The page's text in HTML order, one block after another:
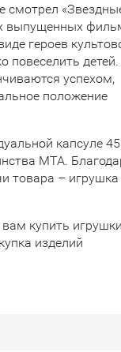
смотрел
выпущенных
героев
повеселить детей.
успехом,
положение
капсуле
МТА.
товара – игрушка
купить
изделий